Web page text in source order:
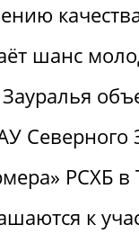
шанс
Северного
РСХБ
к